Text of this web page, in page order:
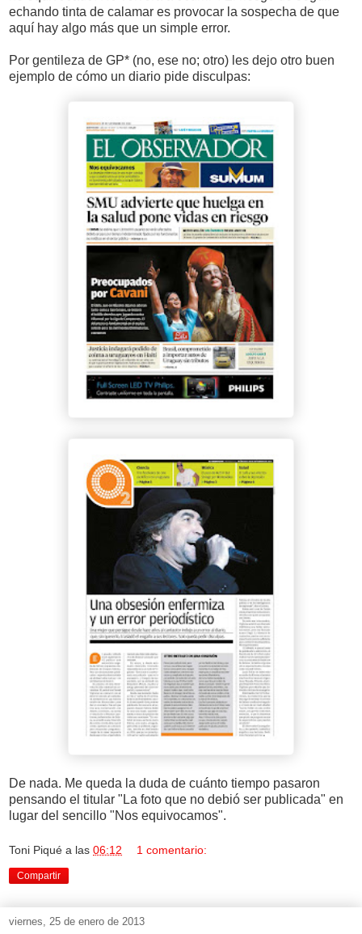
echando tinta de calamar es provocar la sospecha de que
aquí hay algo más que un simple error.
Por gentileza de GP* (no, ese no; otro) les dejo otro buen
ejemplo de cómo un diario pide disculpas:
De nada. Me queda la duda de cuánto tiempo pasaron
pensando el titular "La foto que no debió ser publicada" en
lugar del sencillo "Nos equivocamos".
Toni Piqué a las 06:12 1 comentario:
Compartir
viernes, 25 de enero de 2013